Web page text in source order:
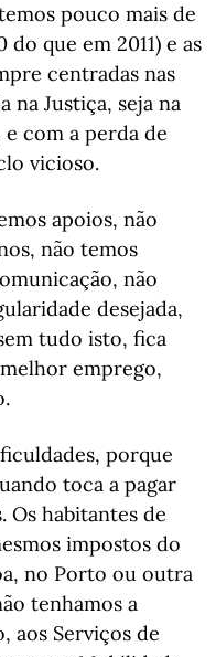
pouco mais de
do que em 2011) e as
centradas nas
na Justiça, seja na
com a perda de
vicioso.
apoios, não
não temos
não
desejada,
tudo isto, fica
emprego,
porque
toca a pagar
Os habitantes de
impostos do
no Porto ou outra
tenhamos a
aos Serviços de